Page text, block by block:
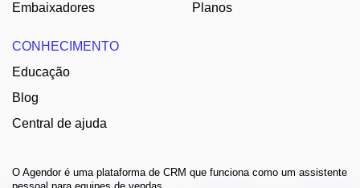
Embaixadores
Planos
CONHECIMENTO
Educação
Blog
Central de ajuda
O Agendor é uma plataforma de CRM que funciona como um assistente